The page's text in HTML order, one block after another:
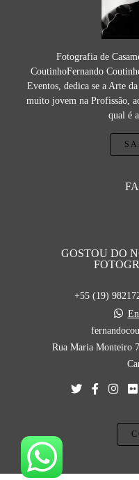
Fotografia de
CoutinhoFernando
Eventos, dedica se a Arte
muito jovem na Profissão,
qual é
GOSTOU DO
+55 (19)
Rua Maria Monteiro